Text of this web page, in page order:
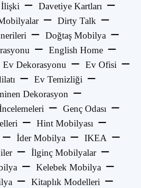
Davetiye Kartları
Dirty Talk
Doğtaş Mobilya
English Home
Ev Dekorasyonu
Ev Ofisi
Ev Temizliği
Dekorasyon
Genç Odası
Hint Mobilyası
İder Mobilya
IKEA
İlginç Mobilyalar
Kelebek Mobilya
Kitaplık Modelleri